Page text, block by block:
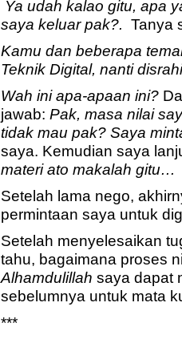
Ya udah kalao gitu, apa
saya keluar pak?. Tanya
Kamu dan beberapa
Teknik Digital, nanti
Wah ini apa-apaan ini?
jawab: Pak, masa nilai
tidak mau pak? Saya
saya. Kemudian saya
materi ato makalah gitu…
Setelah lama nego,
permintaan saya untuk
Setelah menyelesaikan
tahu, bagaimana proses
Alhamdulillah saya dapat
sebelumnya untuk mata
***